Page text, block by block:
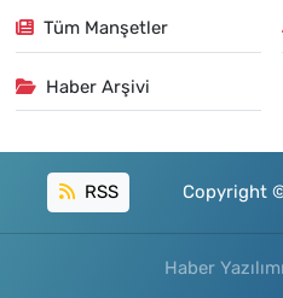
Tüm Manşetler
Haber Arşivi
RSS Copyright ©
Haber